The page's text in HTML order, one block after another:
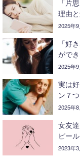
「片
理由
2025年9
「好
がで
2025年9
実は
ン７つ
2025年
女友
ピー
2023年